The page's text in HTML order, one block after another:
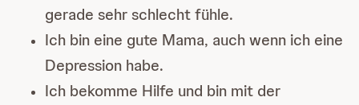
gerade sehr schlecht fühle.
Ich bin eine gute Mama, auch wenn ich eine
Depression habe.
Ich bekomme Hilfe und bin mit der